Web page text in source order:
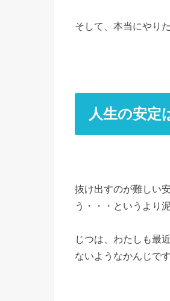
そして、本当にやり
人生の安定
抜け出すのが難しい
う・・・というより
じつは、わたしも最
ないようなかんじで